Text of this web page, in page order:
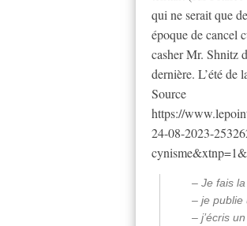
qui ne serait que
époque de cancel
casher Mr. Shnitz
dernière. L’été de
Source
https://
24-08-2023-
– Je fais
– je publie
– j’écris